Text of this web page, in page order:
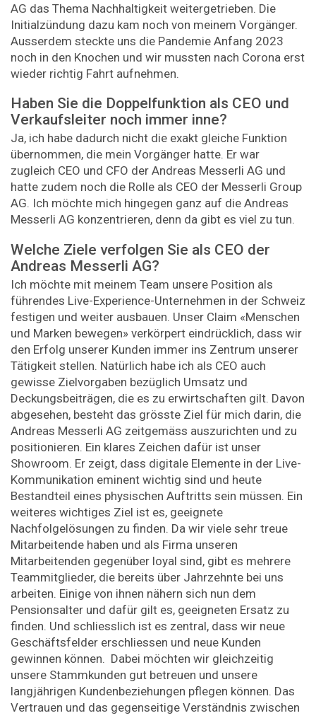
AG das Thema Nachhaltigkeit weitergetrieben. Die
Initialzündung dazu kam noch von meinem Vorgänger.
Ausserdem steckte uns die Pandemie Anfang 2023
noch in den Knochen und wir mussten nach Corona erst
wieder richtig Fahrt aufnehmen.
Haben Sie die Doppelfunktion als CEO und
Verkaufsleiter noch immer inne?
Ja, ich habe dadurch nicht die exakt gleiche Funktion
übernommen, die mein Vorgänger hatte. Er war
zugleich CEO und CFO der Andreas Messerli AG und
hatte zudem noch die Rolle als CEO der Messerli Group
AG. Ich möchte mich hingegen ganz auf die Andreas
Messerli AG konzentrieren, denn da gibt es viel zu tun.
Welche Ziele verfolgen Sie als CEO der
Andreas Messerli AG?
Ich möchte mit meinem Team unsere Position als
führendes Live-Experience-Unternehmen in der Schweiz
festigen und weiter ausbauen. Unser Claim «Menschen
und Marken bewegen» verkörpert eindrücklich, dass wir
den Erfolg unserer Kunden immer ins Zentrum unserer
Tätigkeit stellen. Natürlich habe ich als CEO auch
gewisse Zielvorgaben bezüglich Umsatz und
Deckungsbeiträgen, die es zu erwirtschaften gilt. Davon
abgesehen, besteht das grösste Ziel für mich darin, die
Andreas Messerli AG zeitgemäss auszurichten und zu
positionieren. Ein klares Zeichen dafür ist unser
Showroom. Er zeigt, dass digitale Elemente in der Live-
Kommunikation eminent wichtig sind und heute
Bestandteil eines physischen Auftritts sein müssen. Ein
weiteres wichtiges Ziel ist es, geeignete
Nachfolgelösungen zu finden. Da wir viele sehr treue
Mitarbeitende haben und als Firma unseren
Mitarbeitenden gegenüber loyal sind, gibt es mehrere
Teammitglieder, die bereits über Jahrzehnte bei uns
arbeiten. Einige von ihnen nähern sich nun dem
Pensionsalter und dafür gilt es, geeigneten Ersatz zu
finden. Und schliesslich ist es zentral, dass wir neue
Geschäftsfelder erschliessen und neue Kunden
gewinnen können. Dabei möchten wir gleichzeitig
unsere Stammkunden gut betreuen und unsere
langjährigen Kundenbeziehungen pflegen können. Das
Vertrauen und das gegenseitige Verständnis zwischen